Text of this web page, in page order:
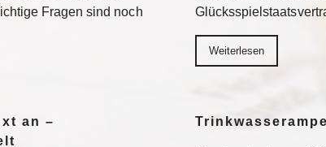
Fragen sind noch
Weiterlesen
an –